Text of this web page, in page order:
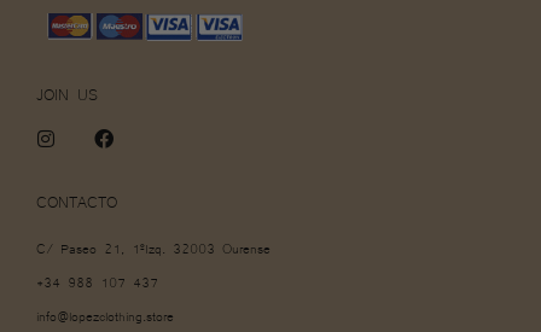
JOIN US
I
t
r
m
F
e
o
CONTACTO
C/ Paseo 21, 1ºIzq. 32003 Ourense
+34 988 107 437
info@lopezclothing.store